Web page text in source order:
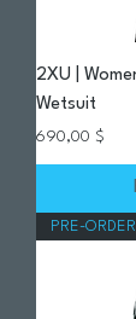
2XU |
Wetsuit
Prix
690,00 $
PRE-ORDER